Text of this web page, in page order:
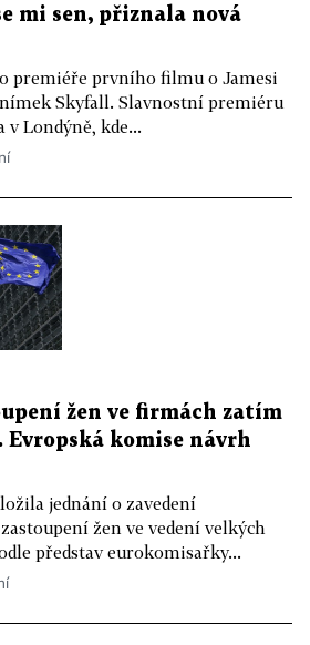
mi sen, přiznala nová
premiéře prvního filmu o Jamesi
Skyfall. Slavnostní premiéru
v Londýně, kde...
žen ve firmách zatím
komise návrh
jednání o zavedení
žen ve vedení velkých
představ eurokomisařky...